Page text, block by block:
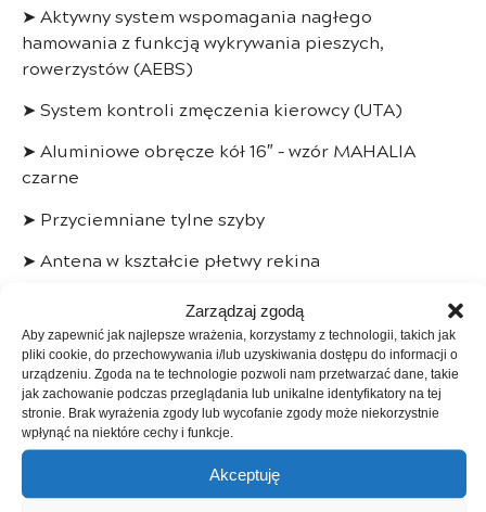
Zarządzaj zgodą
Aby zapewnić jak najlepsze wrażenia, korzystamy z technologii, takich jak
pliki cookie, do przechowywania i/lub uzyskiwania dostępu do informacji o
urządzeniu. Zgoda na te technologie pozwoli nam przetwarzać dane, takie
jak zachowanie podczas przeglądania lub unikalne identyfikatory na tej
stronie. Brak wyrażenia zgody lub wycofanie zgody może niekorzystnie
wpłynąć na niektóre cechy i funkcje.
Akceptuję
➤ Aktywny system wspomagania nagłego
hamowania z funkcją wykrywania pieszych,
rowerzystów (AEBS)
➤ System kontroli zmęczenia kierowcy (UTA)
➤ Aluminiowe obręcze kół 16″ – wzór MAHALIA
czarne
➤ Przyciemniane tylne szyby
➤ Antena w kształcie płetwy rekina
➤ Modułowe relingi dachowe
➤ Oklejenie dla Extreme
➤ Lusterka boczne lakierowane w kolorystyce
Extreme
———-
Kupując w naszej firmie: